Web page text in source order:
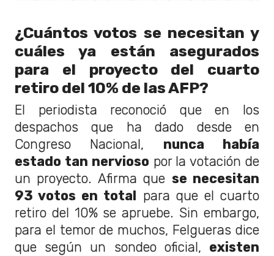
¿Cuántos votos se necesitan y
cuáles ya están asegurados
para el proyecto del cuarto
retiro del 10% de las AFP?
El periodista reconoció que en los
despachos que ha dado desde en
Congreso Nacional, nunca había
estado tan nervioso por la votación de
un proyecto. Afirma que se necesitan
93 votos en total para que el cuarto
retiro del 10% se apruebe. Sin embargo,
para el temor de muchos, Felgueras dice
que según un sondeo oficial, existen